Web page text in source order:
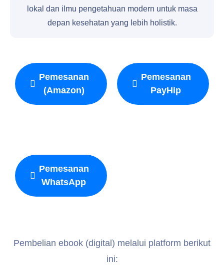
lokal dan ilmu pengetahuan modern untuk masa
depan kesehatan yang lebih holistik.
Pemesanan
(Amazon)
Pemesanan
PayHip
Pemesanan
WhatsApp
Pembelian ebook (digital) melalui platform berikut
ini: